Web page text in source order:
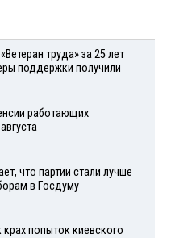
труда» за 25 лет
поддержки получили
работающих
что партии стали лучше
в Госдуму
попыток киевского